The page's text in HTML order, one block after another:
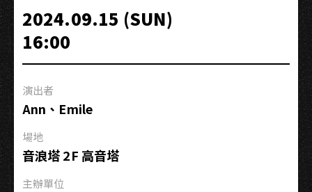
搖
搖
擺
擺
Night
2024.09.15 (SUN)
16:00
演出者
Ann、Emile
場地
音浪塔 2F 高音塔
主辦單位